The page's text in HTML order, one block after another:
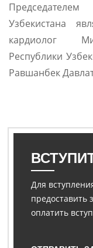
Узбекистана
кардиолог
Республики
Равшанбек
Для
предоставить
оплатить